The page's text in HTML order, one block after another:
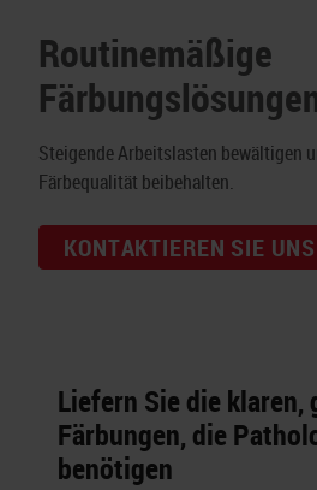
Routinemäßige
Steigende Arbeitslasten bewältigen
Färbequalität beibehalten.
KONTAKTIEREN SIE UNS
Liefern Sie die
Färbungen, die
benötigen